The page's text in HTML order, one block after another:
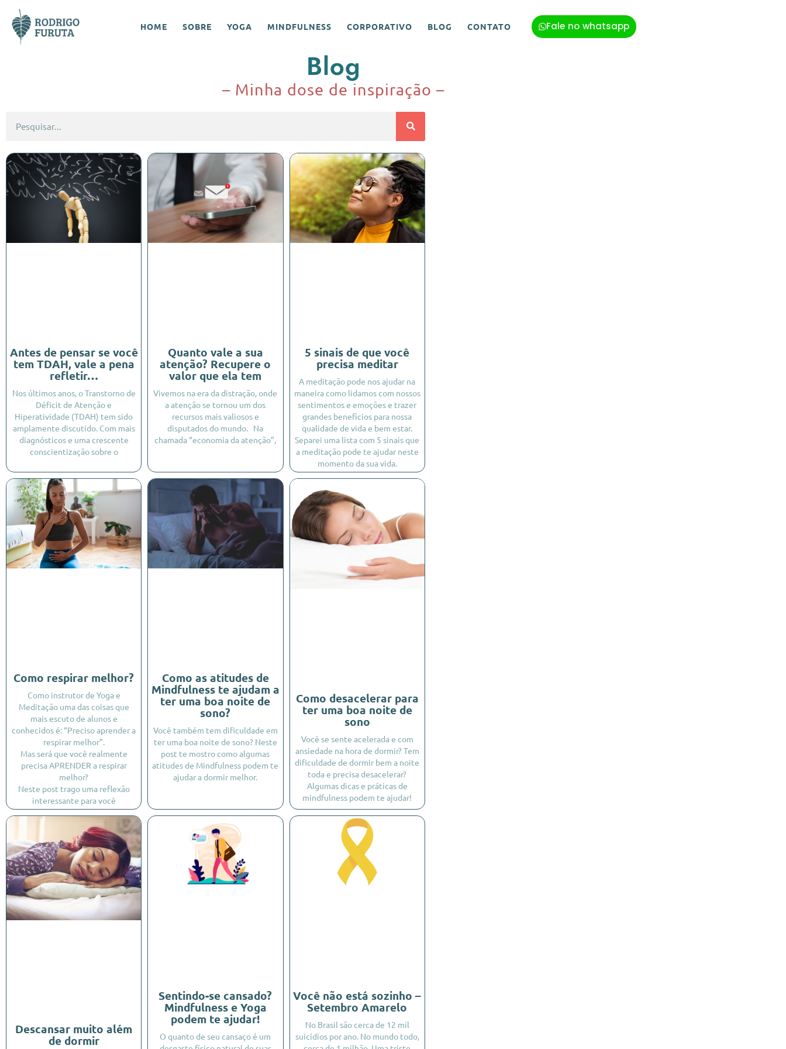
HOME SOBRE YOGA MINDFULNESS CORPORATIVO BLOG CONTATO Fale no whatsapp
Blog
– Minha dose de inspiração –
Antes de pensar se você
tem TDAH, vale a pena
refletir…
Nos últimos anos, o Transtorno de
Déficit de Atenção e
Hiperatividade (TDAH) tem sido
amplamente discutido. Com mais
diagnósticos e uma crescente
conscientização sobre o
Quanto vale a sua
atenção? Recupere o
valor que ela tem
Vivemos na era da distração, onde
a atenção se tornou um dos
recursos mais valiosos e
disputados do mundo. Na
chamada “economia da atenção”,
5 sinais de que você
precisa meditar
A meditação pode nos ajudar na
maneira como lidamos com nossos
sentimentos e emoções e trazer
grandes benefícios para nossa
qualidade de vida e bem estar.
Separei uma lista com 5 sinais que
a meditação pode te ajudar neste
momento da sua vida.
Como respirar melhor?
Como instrutor de Yoga e
Meditação uma das coisas que
mais escuto de alunos e
conhecidos é: “Preciso aprender a
respirar melhor”.
Mas será que você realmente
precisa APRENDER a respirar
melhor?
Neste post trago uma reflexão
interessante para você
Como as atitudes de
Mindfulness te ajudam a
ter uma boa noite de
sono?
Você também tem dificuldade em
ter uma boa noite de sono? Neste
post te mostro como algumas
atitudes de Mindfulness podem te
ajudar a dormir melhor.
Como desacelerar para
ter uma boa noite de
sono
Você se sente acelerada e com
ansiedade na hora de dormir? Tem
dificuldade de dormir bem a noite
toda e precisa desacelerar?
Algumas dicas e práticas de
mindfulness podem te ajudar!
Descansar muito além
de dormir
Sentindo-se cansado?
Mindfulness e Yoga
podem te ajudar!
O quanto de seu cansaço é um
Você não está sozinho –
Setembro Amarelo
No Brasil são cerca de 12 mil
suicídios por ano. No mundo todo,